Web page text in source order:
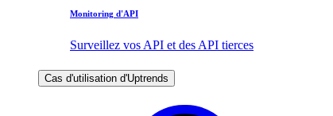
Monitoring d'API
Surveillez vos API et des API tierces
Cas d'utilisation d'Uptrends